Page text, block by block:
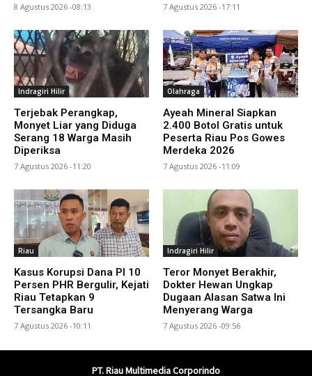
8 Agustus 2026 -08:13 7 Agustus 2026 -17:11
Indragiri Hilir
Terjebak Perangkap,
Monyet Liar yang Diduga
Serang 18 Warga Masih
Diperiksa
7 Agustus 2026 -11:20
Olahraga
Ayeah Mineral Siapkan
2.400 Botol Gratis untuk
Peserta Riau Pos Gowes
Merdeka 2026
7 Agustus 2026 -11:09
Riau
Kasus Korupsi Dana PI 10
Persen PHR Bergulir, Kejati
Riau Tetapkan 9
Tersangka Baru
7 Agustus 2026 -10:11
Indragiri Hilir
Teror Monyet Berakhir,
Dokter Hewan Ungkap
Dugaan Alasan Satwa Ini
Menyerang Warga
7 Agustus 2026 -09:56
PT. Riau Multimedia Corporindo